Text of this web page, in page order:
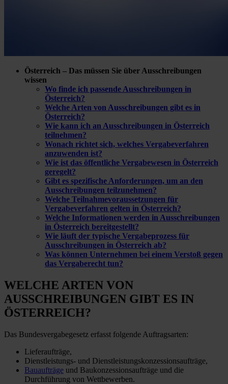
Österreich – Das müssen Sie über Ausschreibungen
wissen
Wo finde ich passende Ausschreibungen in
Österreich?
Welche Arten von Ausschreibungen gibt es in
Österreich?
Wie kann ich an Ausschreibungen in Österreich
teilnehmen?
Wonach richtet sich, welches Vergabeverfahren
anzuwenden ist?
Wie ist das öffentliche Vergabewesen in Österreich
geregelt?
Gibt es spezifische Anforderungen, um an den
Ausschreibungen teilzunehmen?
Welche Teilnahmevoraussetzungen für
Vergabeverfahren gelten in Österreich?
Welche Informationen werden in Ausschreibungen
in Österreich bereitgestellt?
Wie läuft der typische Vergabeprozess für
Ausschreibungen in Österreich ab?
Was können Unternehmen bei einem Verstoß gegen
das Vergaberecht tun?
WELCHE ARTEN VON
AUSSCHREIBUNGEN GIBT ES IN
ÖSTERREICH?
Das Bundesvergabegesetz erfasst folgende Auftragsarten:
Lieferaufträge,
Dienstleistungs- und Dienstleistungskonzessionsaufträge,
Bauaufträge und Baukonzessionsaufträge und die
Durchführung von Wettbewerben.